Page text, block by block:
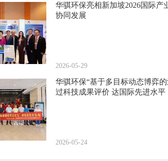
华骐环保亮相新加坡2026国际产
协同发展
2026-05-29
华骐环保“基于多目标动态博弈
过科技成果评价 达国际先进水平
2026-05-24